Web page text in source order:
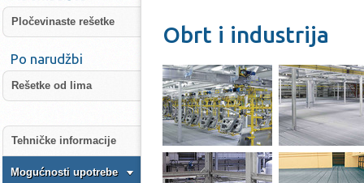
Obrt i industrija
Pločevinaste rešetke
Po narudžbi
Rešetke od lima
Tehničke informacije
Mogućnosti upotrebe